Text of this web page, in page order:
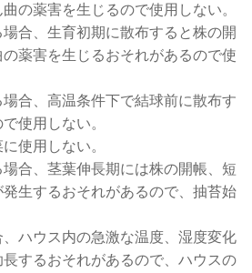
の薬害を生じるので使用しない。
場合、生育初期に散布すると株の開
薬害を生じるおそれがあるので使
場合、高温条件下で結球前に散布す
使用しない。
使用しない。
場合、茎葉伸長期には株の開帳、短
生するおそれがあるので、抽苔始
、ハウス内の急激な温度、湿度変化
するおそれがあるので、ハウスの